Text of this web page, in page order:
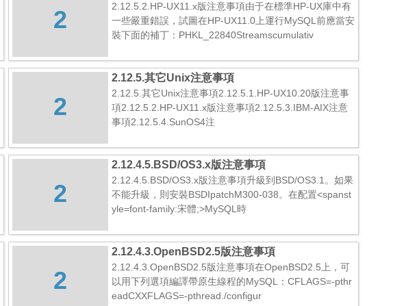
2
2.12.5.2.HP-UX11.x版注意事項由于在標準HP-UX庫中有
一些嚴重錯誤，試圖在HP-UX11.0上運行MySQL前應當安
裝下面的補丁：PHKL_22840Streamscumulativ
2
2.12.5.其它Unix注意事項
2.12.5.其它Unix注意事項2.12.5.1.HP-UX10.20版注意事
項2.12.5.2.HP-UX11.x版注意事項2.12.5.3.IBM-AIX注意
事項2.12.5.4.SunOS4注
2
2.12.4.5.BSD/OS3.x版注意事項
2.12.4.5.BSD/OS3.x版注意事項升級到BSD/OS3.1。如果
不能升級，則安裝BSDIpatchM300-038。在配置<spanst
yle=font-family:宋體;>MySQL時
2
2.12.4.3.OpenBSD2.5版注意事項
2.12.4.3.OpenBSD2.5版注意事項在OpenBSD2.5上，可
以用下列選項編譯帶原生線程的MySQL：CFLAGS=-pthr
eadCXXFLAGS=-pthread./configur